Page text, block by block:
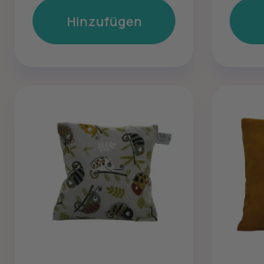
Hinzufügen